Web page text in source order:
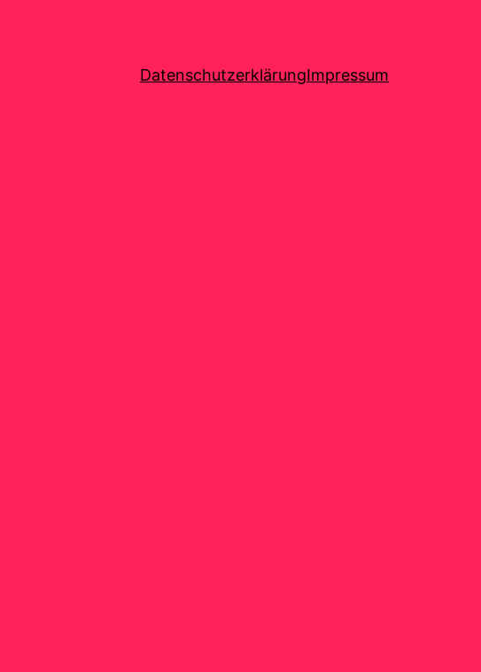
DatenschutzerklärungImpressum